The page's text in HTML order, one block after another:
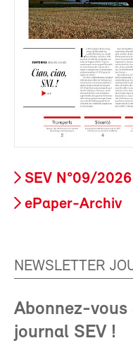
SEV N°09/2026
ePaper-Archiv
NEWSLETTER
Abonnez-
journal SEV !